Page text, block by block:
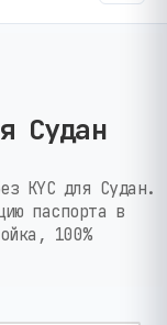
Судан
KYC для Судан.
паспорта в
100%